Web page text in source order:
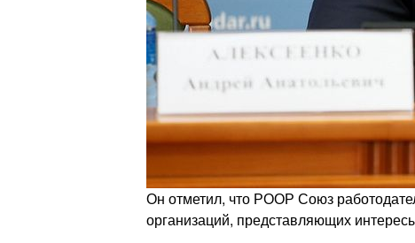
Он отметил, что РООР Союз
организаций, представляющих